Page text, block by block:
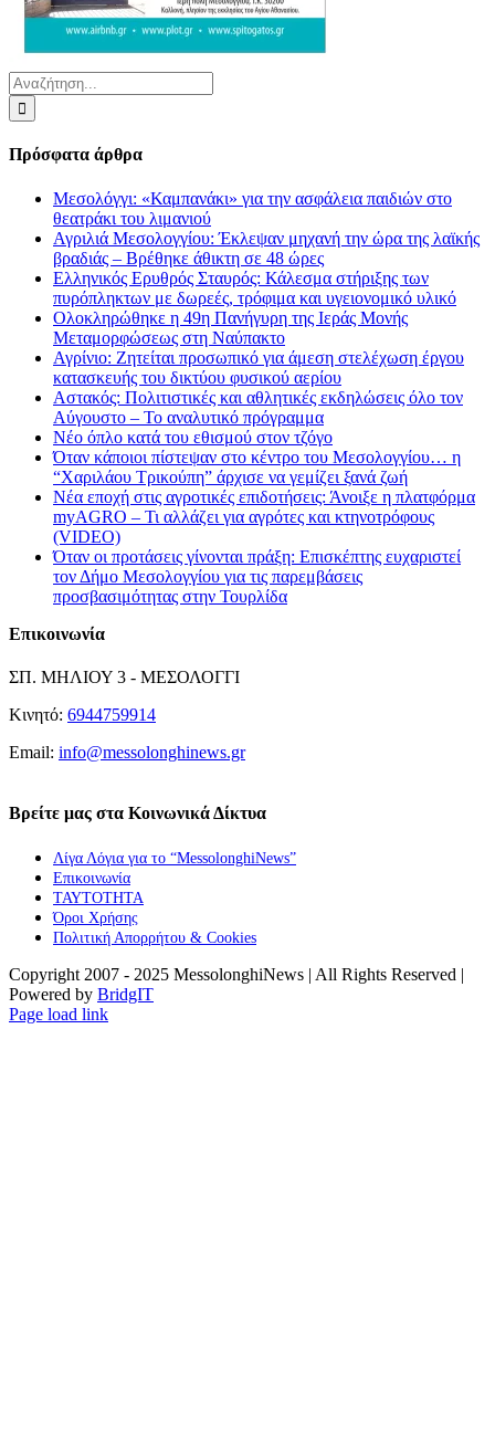
Αναζήτηση
για:
Πρόσφατα άρθρα
Μεσολόγγι: «Καμπανάκι» για την ασφάλεια παιδιών στο
θεατράκι του λιμανιού
Αγριλιά Μεσολογγίου: Έκλεψαν μηχανή την ώρα της λαϊκής
βραδιάς – Βρέθηκε άθικτη σε 48 ώρες
Ελληνικός Ερυθρός Σταυρός: Κάλεσμα στήριξης των
πυρόπληκτων με δωρεές, τρόφιμα και υγειονομικό υλικό
Ολοκληρώθηκε η 49η Πανήγυρη της Ιεράς Μονής
Μεταμορφώσεως στη Ναύπακτο
Αγρίνιο: Ζητείται προσωπικό για άμεση στελέχωση έργου
κατασκευής του δικτύου φυσικού αερίου
Αστακός: Πολιτιστικές και αθλητικές εκδηλώσεις όλο τον
Αύγουστο – Το αναλυτικό πρόγραμμα
Νέο όπλο κατά του εθισμού στον τζόγο
Όταν κάποιοι πίστεψαν στο κέντρο του Μεσολογγίου… η
“Χαριλάου Τρικούπη” άρχισε να γεμίζει ξανά ζωή
Νέα εποχή στις αγροτικές επιδοτήσεις: Άνοιξε η πλατφόρμα
myAGRO – Τι αλλάζει για αγρότες και κτηνοτρόφους
(VIDEO)
Όταν οι προτάσεις γίνονται πράξη: Επισκέπτης ευχαριστεί
τον Δήμο Μεσολογγίου για τις παρεμβάσεις
προσβασιμότητας στην Τουρλίδα
Επικοινωνία
ΣΠ. ΜΗΛΙΟΥ 3 - ΜΕΣΟΛΟΓΓΙ
Κινητό: 6944759914
Email: info@messolonghinews.gr
Βρείτε μας στα Κοινωνικά Δίκτυα
Λίγα Λόγια για το “MessolonghiNews”
Επικοινωνία
ΤΑΥΤΟΤΗΤΑ
Όροι Χρήσης
Πολιτική Απορρήτου & Cookies
Copyright 2007 - 2025 MessolonghiNews | All Rights Reserved |
Powered by BridgIT
YouTube
Facebook
Instagram
Page load link